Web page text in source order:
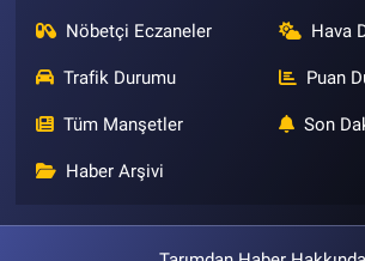
Nöbetçi Eczaneler Hava
Trafik Durumu Puan
Tüm Manşetler Son
Haber Arşivi